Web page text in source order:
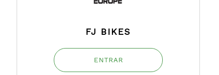
FJ BIKES
ENTRAR